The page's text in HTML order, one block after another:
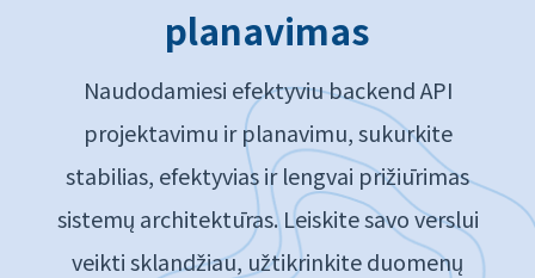
planavimas
Naudodamiesi efektyviu backend API
projektavimu ir planavimu, sukurkite
stabilias, efektyvias ir lengvai prižiūrimas
sistemų architektūras. Leiskite savo verslui
veikti sklandžiau, užtikrinkite duomenų